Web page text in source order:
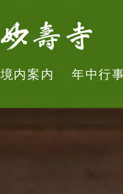
境内案内 年中行